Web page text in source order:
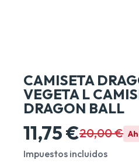
CAMISETA
VEGETA L
DRAGON BALL
11,75 €20,00 €
Impuestos incluidos